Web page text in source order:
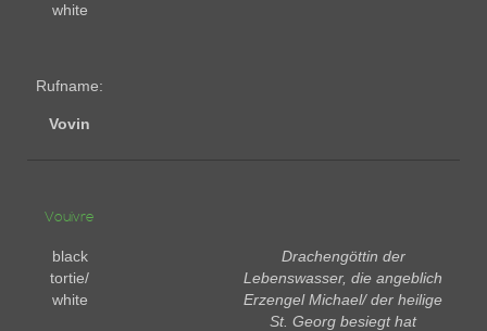
white
Rufname:
Vovin
Vouivre
black
tortie/
white
Drachengöttin der
Lebenswasser, die angeblich
Erzengel Michael/ der heilige
St. Georg besiegt hat